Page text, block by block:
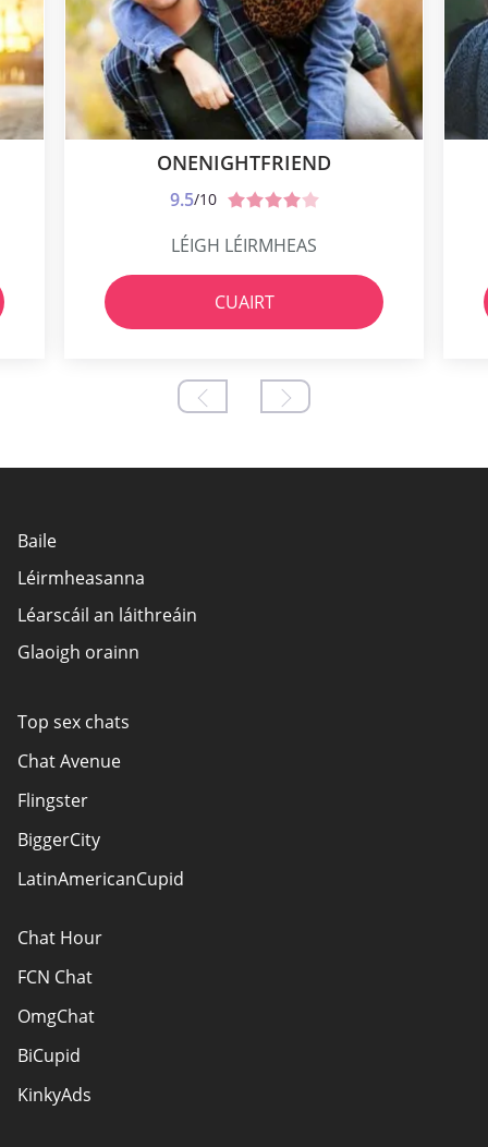
ONENIGHTFRIEND
9.5/10
LÉIGH LÉIRMHEAS
CUAIRT
Baile
Léirmheasanna
Léarscáil an láithreáin
Glaoigh orainn
Top sex chats
Chat Avenue
Flingster
BiggerCity
LatinAmericanCupid
Chat Hour
FCN Chat
OmgChat
BiCupid
KinkyAds